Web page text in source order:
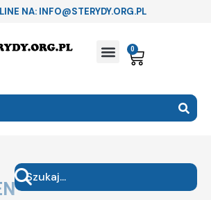
NA: INFO@STERYDY.ORG.PL
0